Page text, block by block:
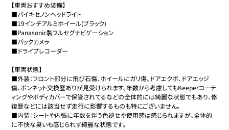
【車両おすすめ装備】
■バイキセノンヘッドライト
■19インチアルミホイール(ブラック)
■Panasonic製フルセグナビゲーション
■バックカメラ
■ドライブレコーダー
【車両状態】
■外装：フロント部分に飛び石傷、ホイールにガリ傷、ドアエクボ、ドアエッジ
傷、ボンネット交換歴ありが見受けられます。年数から考慮してもKeeperコーテ
ィングやボディカバーで保管されてるなどの全体的には綺麗な状態でもあり、修
復歴などには該当せず走行に影響するものも特にございません。
■内装：シートや内張に年数を伴う色褪せや使用感は感じられますが、全体的
に不快な臭いも感じられず綺麗な状態です。